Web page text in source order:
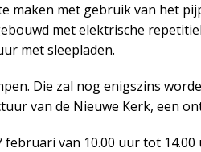
maken met gebruik van het
met elektrische
met sleepladen.
Die zal nog enigszins
van de Nieuwe Kerk, een
februari van 10.00 uur tot